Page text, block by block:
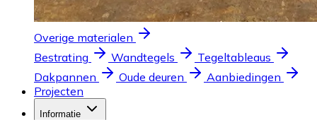
Overige materialen
Bestrating
Wandtegels
Tegeltableaus
Dakpannen
Oude deuren
Aanbiedingen
Projecten
Informatie